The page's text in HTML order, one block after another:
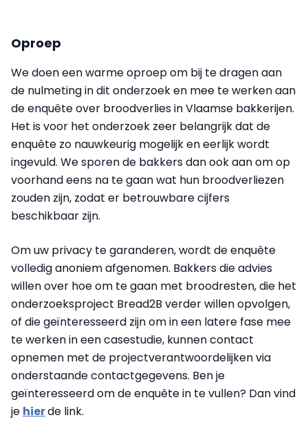
Oproep
We doen een warme oproep om bij te dragen aan
de nulmeting in dit onderzoek en mee te werken aan
de enquête over broodverlies in Vlaamse bakkerijen.
Het is voor het onderzoek zeer belangrijk dat de
enquête zo nauwkeurig mogelijk en eerlijk wordt
ingevuld. We sporen de bakkers dan ook aan om op
voorhand eens na te gaan wat hun broodverliezen
zouden zijn, zodat er betrouwbare cijfers
beschikbaar zijn.
Om uw privacy te garanderen, wordt de enquête
volledig anoniem afgenomen. Bakkers die advies
willen over hoe om te gaan met broodresten, die het
onderzoeksproject Bread2B verder willen opvolgen,
of die geïnteresseerd zijn om in een latere fase mee
te werken in een casestudie, kunnen contact
opnemen met de projectverantwoordelijken via
onderstaande contactgegevens. Ben je
geïnteresseerd om de enquête in te vullen? Dan vind
je hierde link.